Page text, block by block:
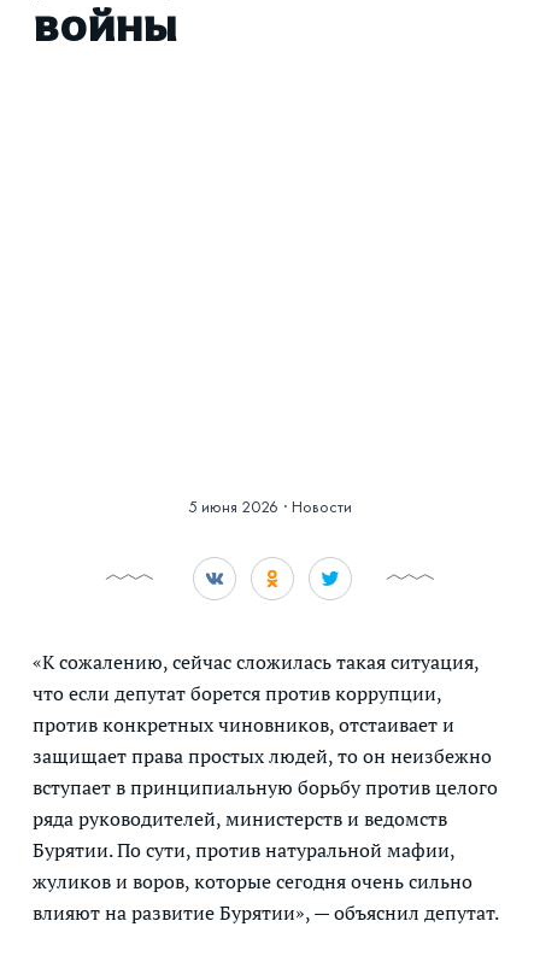
войны
5 июня 2026 · Новости
«К сожалению, сейчас сложилась такая ситуация,
что если депутат борется против коррупции,
против конкретных чиновников, отстаивает и
защищает права простых людей, то он неизбежно
вступает в принципиальную борьбу против целого
ряда руководителей, министерств и ведомств
Бурятии. По сути, против натуральной мафии,
жуликов и воров, которые сегодня очень сильно
влияют на развитие Бурятии», — объяснил депутат.